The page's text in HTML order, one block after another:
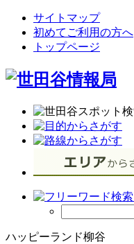
サイトマップ
初めてご利用の方へ
トップページ
ハッピーランド柳谷